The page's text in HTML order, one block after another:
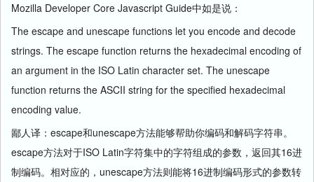
Mozilla Developer Core Javascript Guide中如是说：
The escape and unescape functions let you encode and decode
strings. The escape function returns the hexadecimal encoding of
an argument in the ISO Latin character set. The unescape
function returns the ASCII string for the specified hexadecimal
encoding value.
鄙人译：escape和unescape方法能够帮助你编码和解码字符串。
escape方法对于ISO Latin字符集中的字符组成的参数，返回其16进
制编码。相对应的，unescape方法则能将16进制编码形式的参数转